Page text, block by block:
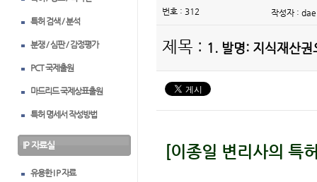
특허 검색 / 분석
분쟁 / 심판 / 감정평가
PCT 국제출원
마드리드 국제상표출원
특허 명세서 작성방법
IP 자료실
유용한 I P 자료
번호 : 312 작성자 :
제목 : 1. 발명: 지식재산
[이종일 변리사의